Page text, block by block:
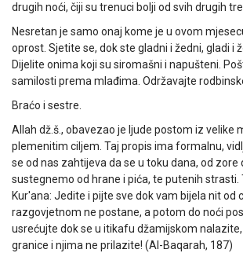
drugih noći, čiji su trenuci bolji od svih drugih
Nesretan je samo onaj kome je u ovom
oprost. Sjetite se, dok ste gladni i žedni, gladi i
Dijelite onima koji su siromašni i napušteni.
samilosti prema mlađima. Održavajte
Braćo i sestre.
Allah dž.š., obavezao je ljude postom iz velike
plemenitim ciljem. Taj propis ima formalnu,
se od nas zahtijeva da se u toku dana, od zore
sustegnemo od hrane i pića, te putenih strasti.
Kur'ana: Jedite i pijte sve dok vam bijela nit od
razgovjetnom ne postane, a potom do noći
usrećujte dok se u itikafu džamijskom
granice i njima ne prilazite! (Al-Baqarah, 187)